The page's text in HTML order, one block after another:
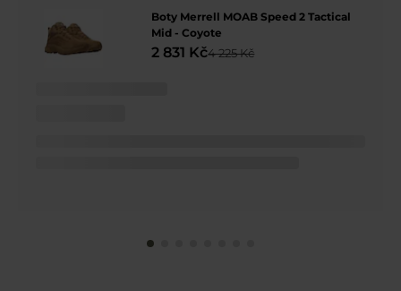
Boty Merrell MOAB Speed 2 Tactical
Mid - Coyote
2 831 Kč4 225 Kč